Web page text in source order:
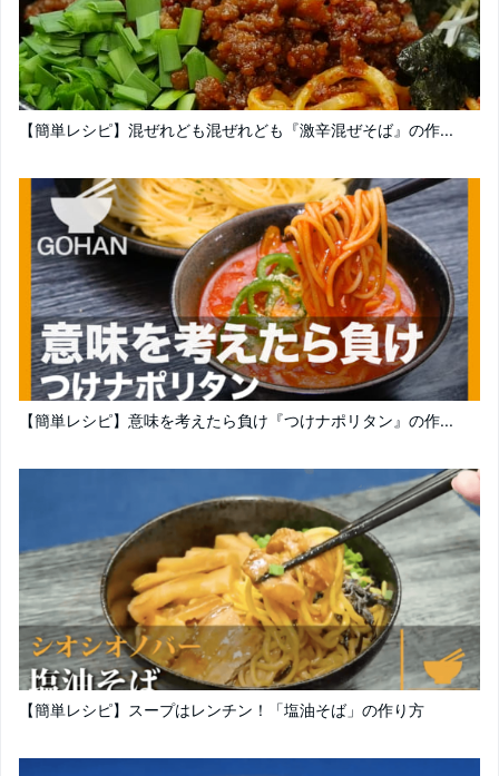
【簡単レシピ】混ぜれども混ぜれども『激辛混ぜそば』の作...
【簡単レシピ】意味を考えたら負け『つけナポリタン』の作...
【簡単レシピ】スープはレンチン！「塩油そば」の作り方